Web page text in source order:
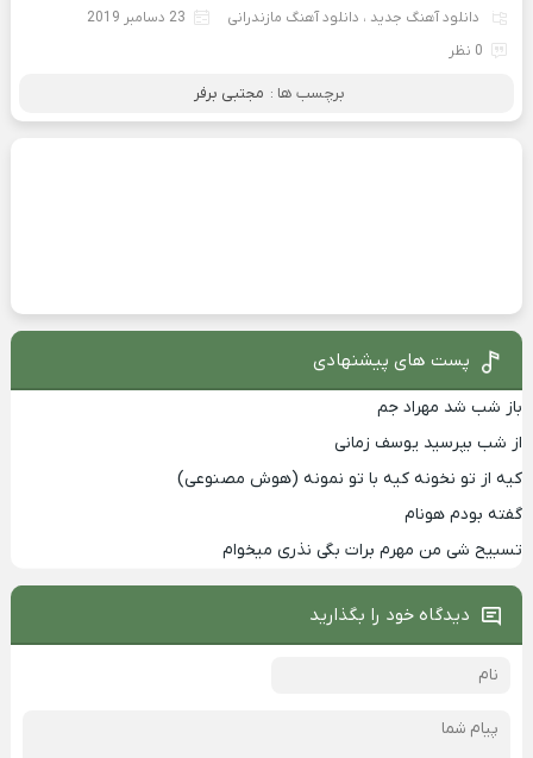
دانلود آهنگ جدید ، دانلود آهنگ مازندرانی
23 دسامبر 2019
0 نظر
برچسب ها : مجتبی برفر
پست های پیشنهادی
باز شب شد مهراد جم
از شب بپرسید یوسف زمانی
کیه از تو نخونه کیه با تو نمونه (هوش مصنوعی)
گفته بودم هونام
تسبیح شی من مهرم برات بگی نذری میخوام
دیدگاه خود را بگذارید